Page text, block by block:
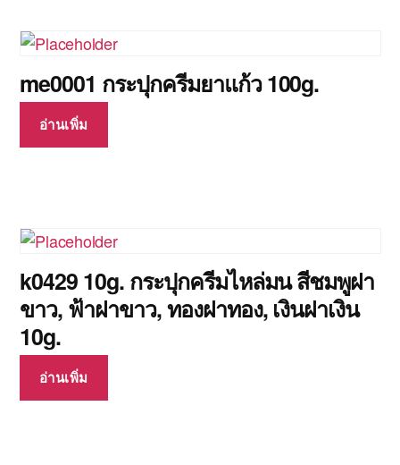
me0001 กระปุกครีมยาแก้ว 100g.
อ่านเพิ่ม
k0429 10g. กระปุกครีมไหล่มน สีชมพูฝา
ขาว, ฟ้าฝาขาว, ทองฝาทอง, เงินฝาเงิน
10g.
อ่านเพิ่ม